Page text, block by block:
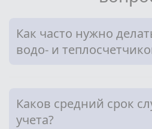
Как часто нужно
водо- и
Каков средний срок
учета?